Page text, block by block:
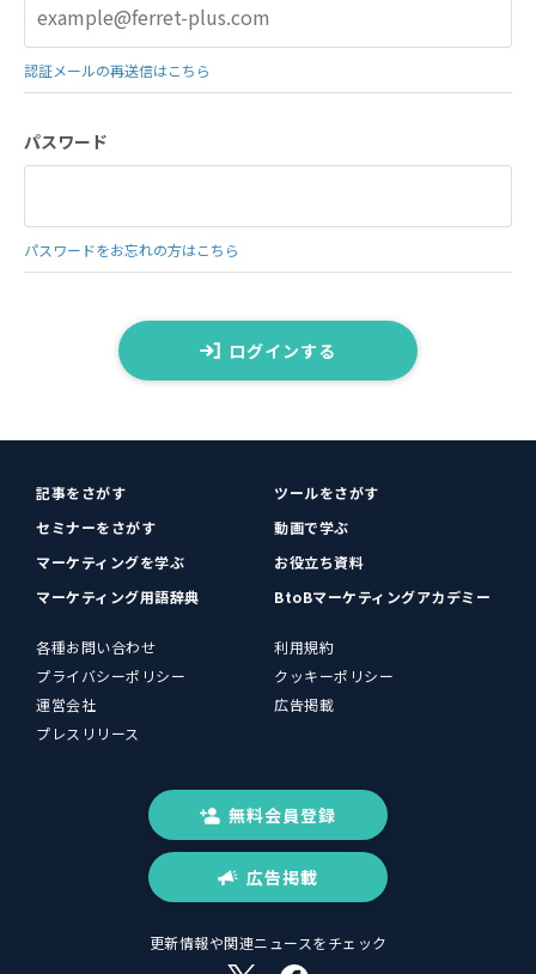
認証メールの再送信はこちら
パスワード
パスワードをお忘れの方はこちら
ログインする
記事をさがす
ツールをさがす
セミナーをさがす
動画で学ぶ
マーケティングを学ぶ
お役立ち資料
マーケティング用語辞典
BtoBマーケティングアカデミー
各種お問い合わせ
利用規約
プライバシーポリシー
クッキーポリシー
運営会社
広告掲載
プレスリリース
無料会員登録
広告掲載
更新情報や関連ニュースをチェック